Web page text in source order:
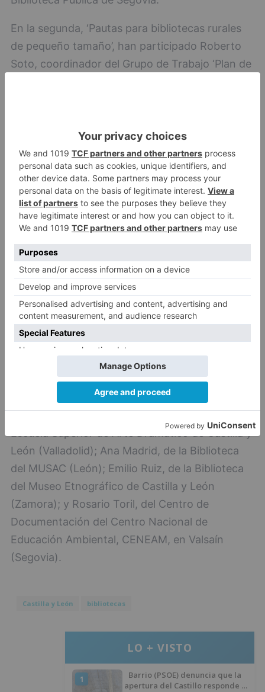
En la segunda, ‘Pautas para bibliotecas rurales
de pequeño tamaño’, han participado Roberto
Soto, coordinador del Grupo de Trabajo ‘Plan de
Manuela Busto, de la Biblioteca Municipal de
Castropol (Asturias); y Juan Ayres, miembro de
la Federación Española de Municipios y
Provincias.
El coloquio ‘Bibliotecas especializadas’ ha
ocupado la sesión de la tarde con Berta
Escuela Superior de Arte Dramático de Castilla y
León (Valladolid); Ana Madrid, de la Biblioteca
del MUSAC (León); Emilio Ruiz, de la Biblioteca
del Museo Etnográfico de Castilla y León
(Zamora); y Rosario Toril, del Centro de
Documentación del Centro Nacional de
Educación Ambiental, CENEAM, en Valsaín
(Segovia).
Castilla y León bibliotecas
LO + VISTO
1
Barrio (PSOE) denuncia que la
apertura del Castillo responde a